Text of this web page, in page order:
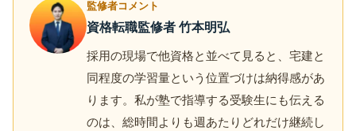
監修者コメント
資格転職監修者 竹本明弘
採用の現場で他資格と並べて見ると、宅建と
同程度の学習量という位置づけは納得感があ
ります。私が塾で指導する受験生にも伝える
のは、総時間よりも週あたりどれだけ継続し